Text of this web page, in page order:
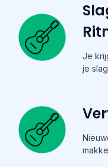
Je
je